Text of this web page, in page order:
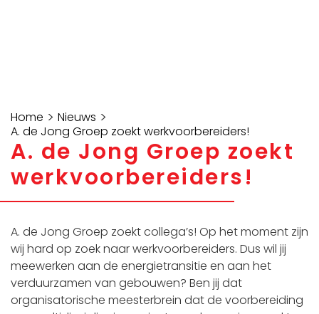
Home > Nieuws >
A. de Jong Groep zoekt werkvoorbereiders!
A. de Jong Groep zoekt
werkvoorbereiders!
A. de Jong Groep zoekt collega’s! Op het moment zijn
wij hard op zoek naar werkvoorbereiders. Dus wil jij
meewerken aan de energietransitie en aan het
verduurzamen van gebouwen? Ben jij dat
organisatorische meesterbrein dat de voorbereiding